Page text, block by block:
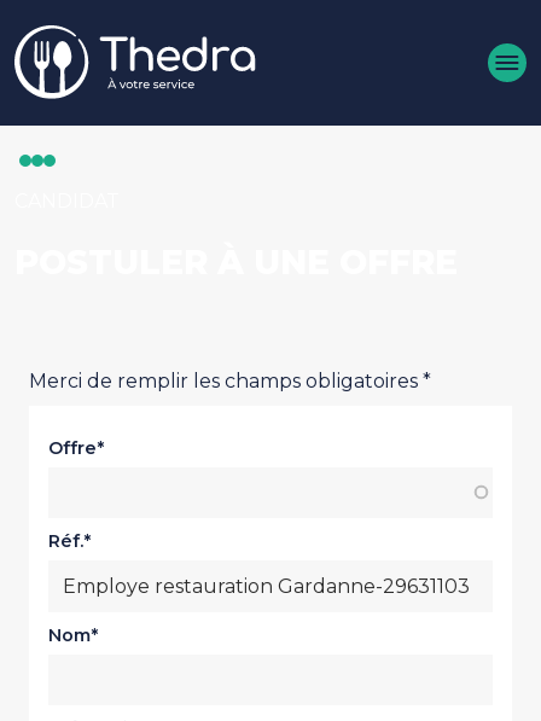
Merci de remplir les champs obligatoires *
Offre
Réf.
Nom